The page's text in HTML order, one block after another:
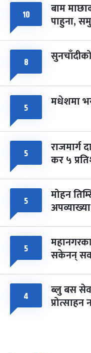
८ फागुपूर्णिमा
चैत्र ८, २०८३-Mar
१० बाम
पाहुना,
८
५ मधेशमा
५ राजमार्ग
कर ५
५ मोहन
५ सकेनन्
४ ब्लु बस
प्रोत्साहन